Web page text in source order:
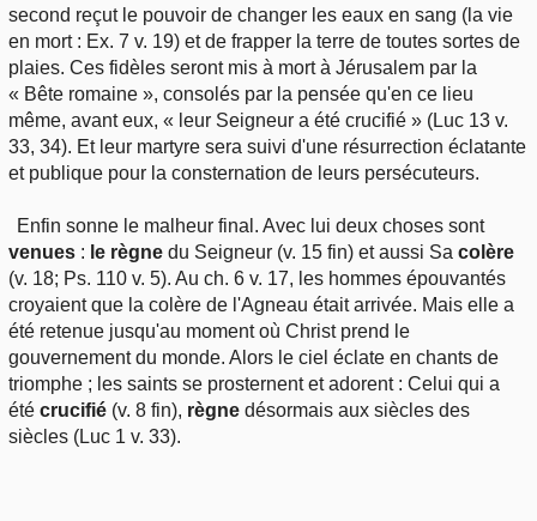
second reçut le pouvoir de changer les eaux en sang (la vie
en mort : Ex. 7 v. 19) et de frapper la terre de toutes sortes de
plaies. Ces fidèles seront mis à mort à Jérusalem par la
« Bête romaine », consolés par la pensée qu'en ce lieu
même, avant eux, « leur Seigneur a été crucifié » (Luc 13 v.
33, 34). Et leur martyre sera suivi d'une résurrection éclatante
et publique pour la consternation de leurs persécuteurs.
Enfin sonne le malheur final. Avec lui deux choses sont
venues : le règne du Seigneur (v. 15 fin) et aussi Sa colère
(v. 18; Ps. 110 v. 5). Au ch. 6 v. 17, les hommes épouvantés
croyaient que la colère de l'Agneau était arrivée. Mais elle a
été retenue jusqu'au moment où Christ prend le
gouvernement du monde. Alors le ciel éclate en chants de
triomphe ; les saints se prosternent et adorent : Celui qui a
été crucifié (v. 8 fin), règne désormais aux siècles des
siècles (Luc 1 v. 33).